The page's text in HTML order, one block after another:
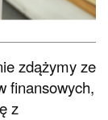
zdążymy ze
finansowych,
z